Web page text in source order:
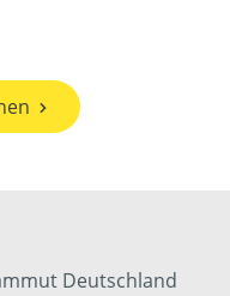
Deutschland